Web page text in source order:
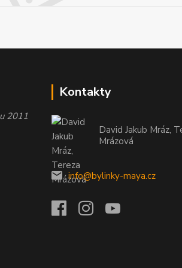
2011
Kontakty
David Jakub Mráz,
Mrázová
info@bylinky-maya.cz